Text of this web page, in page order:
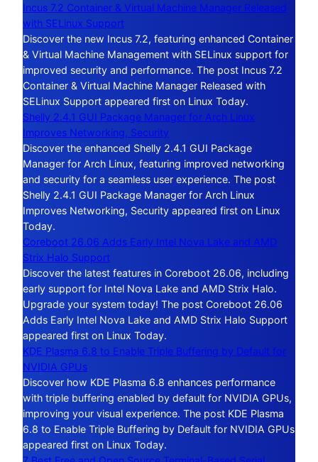
Incus 7.2 Container & Virtual Machine Manager Released
with SELinux Support
Discover the new Incus 7.2, featuring enhanced Container
& Virtual Machine Management with SELinux support for
improved security and performance. The post Incus 7.2
Container & Virtual Machine Manager Released with
SELinux Support appeared first on Linux Today.
Shelly 2.4.1 GUI Package Manager for Arch Linux
Improves Networking, Security
Discover the enhanced Shelly 2.4.1 GUI Package
Manager for Arch Linux, featuring improved networking
and security for a seamless user experience. The post
Shelly 2.4.1 GUI Package Manager for Arch Linux
Improves Networking, Security appeared first on Linux
Today.
Coreboot 26.06 Adds Early Intel Nova Lake and AMD
Strix Halo Support
Discover the latest features in Coreboot 26.06, including
early support for Intel Nova Lake and AMD Strix Halo.
Upgrade your system today! The post Coreboot 26.06
Adds Early Intel Nova Lake and AMD Strix Halo Support
appeared first on Linux Today.
KDE Plasma 6.8 to Enable Triple Buffering by Default for
NVIDIA GPUs
Discover how KDE Plasma 6.8 enhances performance
with triple buffering enabled by default for NVIDIA GPUs,
improving your visual experience. The post KDE Plasma
6.8 to Enable Triple Buffering by Default for NVIDIA GPUs
appeared first on Linux Today.